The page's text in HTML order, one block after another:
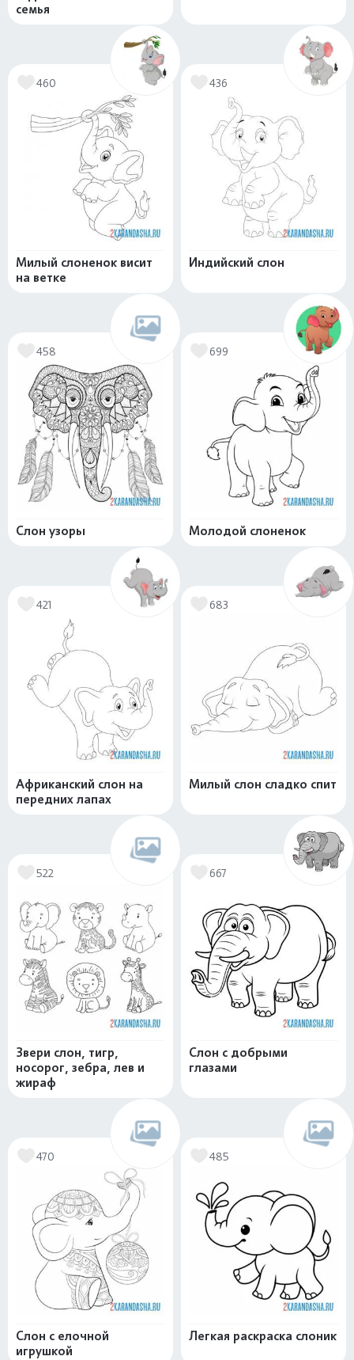
семья
460
Милый слоненок висит
на ветке
436
Индийский слон
458
Слон узоры
699
Молодой слоненок
421
Африканский слон на
передних лапах
683
Милый слон сладко спит
522
Звери слон, тигр,
носорог, зебра, лев и
жираф
667
Слон с добрыми
глазами
470
Слон с елочной
игрушкой
485
Легкая раскраска слоник